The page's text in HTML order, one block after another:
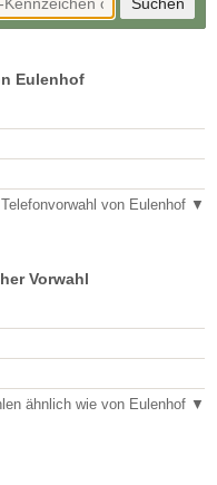
Eulenhof
von Eulenhof ▼
Vorwahl
ähnlich wie von Eulenhof ▼